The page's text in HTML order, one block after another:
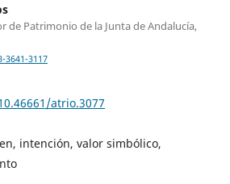
de Patrimonio de la Junta de Andalucía,
3117
atrio.3077
intención, valor simbólico,